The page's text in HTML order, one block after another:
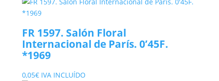
FR 1597. Salón Floral
Internacional de París. 0’45F.
*1969
0,05€ IVA INCLUÍDO